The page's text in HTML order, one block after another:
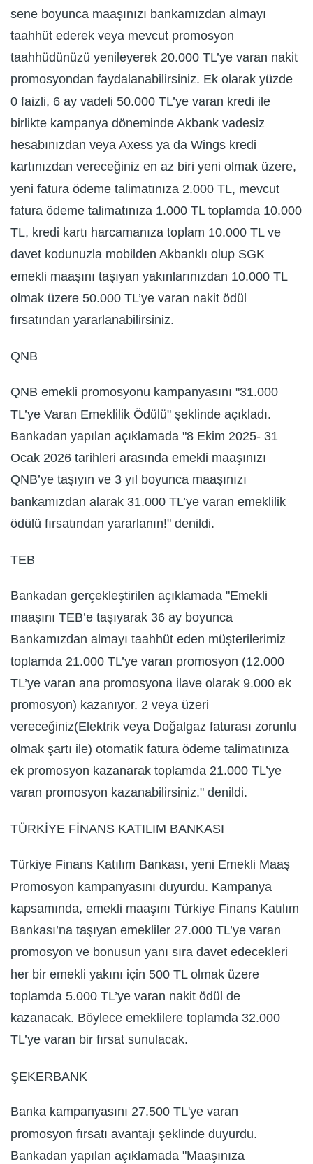
sene boyunca maaşınızı bankamızdan almayı
taahhüt ederek veya mevcut promosyon
taahhüdünüzü yenileyerek 20.000 TL’ye varan nakit
promosyondan faydalanabilirsiniz. Ek olarak yüzde
0 faizli, 6 ay vadeli 50.000 TL’ye varan kredi ile
birlikte kampanya döneminde Akbank vadesiz
hesabınızdan veya Axess ya da Wings kredi
kartınızdan vereceğiniz en az biri yeni olmak üzere,
yeni fatura ödeme talimatınıza 2.000 TL, mevcut
fatura ödeme talimatınıza 1.000 TL toplamda 10.000
TL, kredi kartı harcamanıza toplam 10.000 TL ve
davet kodunuzla mobilden Akbanklı olup SGK
emekli maaşını taşıyan yakınlarınızdan 10.000 TL
olmak üzere 50.000 TL’ye varan nakit ödül
fırsatından yararlanabilirsiniz.
QNB
QNB emekli promosyonu kampanyasını "31.000
TL’ye Varan Emeklilik Ödülü" şeklinde açıkladı.
Bankadan yapılan açıklamada "8 Ekim 2025- 31
Ocak 2026 tarihleri arasında emekli maaşınızı
QNB’ye taşıyın ve 3 yıl boyunca maaşınızı
bankamızdan alarak 31.000 TL’ye varan emeklilik
ödülü fırsatından yararlanın!" denildi.
TEB
Bankadan gerçekleştirilen açıklamada "Emekli
maaşını TEB’e taşıyarak 36 ay boyunca
Bankamızdan almayı taahhüt eden müşterilerimiz
toplamda 21.000 TL’ye varan promosyon (12.000
TL’ye varan ana promosyona ilave olarak 9.000 ek
promosyon) kazanıyor. 2 veya üzeri
vereceğiniz(Elektrik veya Doğalgaz faturası zorunlu
olmak şartı ile) otomatik fatura ödeme talimatınıza
ek promosyon kazanarak toplamda 21.000 TL’ye
varan promosyon kazanabilirsiniz." denildi.
TÜRKİYE FİNANS KATILIM BANKASI
Türkiye Finans Katılım Bankası, yeni Emekli Maaş
Promosyon kampanyasını duyurdu. Kampanya
kapsamında, emekli maaşını Türkiye Finans Katılım
Bankası’na taşıyan emekliler 27.000 TL’ye varan
promosyon ve bonusun yanı sıra davet edecekleri
her bir emekli yakını için 500 TL olmak üzere
toplamda 5.000 TL’ye varan nakit ödül de
kazanacak. Böylece emeklilere toplamda 32.000
TL’ye varan bir fırsat sunulacak.
ŞEKERBANK
Banka kampanyasını 27.500 TL'ye varan
promosyon fırsatı avantajı şeklinde duyurdu.
Bankadan yapılan açıklamada "Maaşınıza